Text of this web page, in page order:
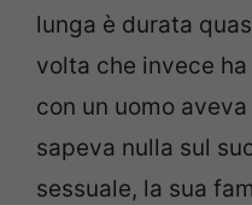
lunga è durata
volta che invece
con un uomo
sapeva nulla sul
sessuale, la sua